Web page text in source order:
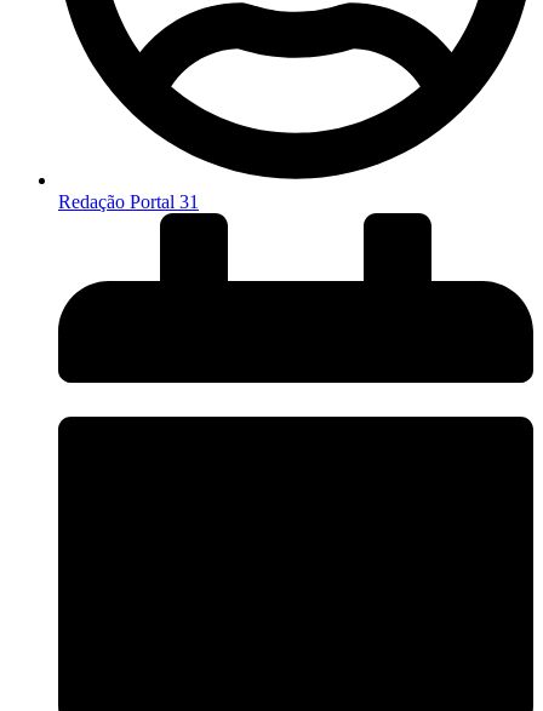
Redação Portal 31